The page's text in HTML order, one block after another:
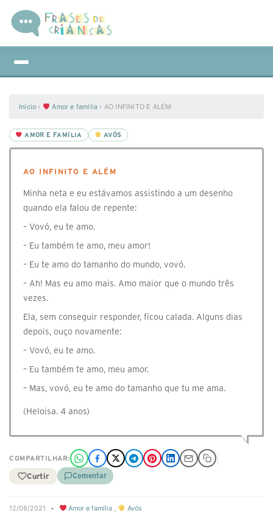
Início › Amor e família › AO INFINITO E ALÉM
AMOR E FAMÍLIA AVÓS
AO INFINITO E ALÉM
Minha neta e eu estávamos assistindo a um desenho
quando ela falou de repente:
– Vovó, eu te amo.
– Eu também te amo, meu amor!
– Eu te amo do tamanho do mundo, vovó.
– Ah! Mas eu amo mais. Amo maior que o mundo três
vezes.
Ela, sem conseguir responder, ficou calada. Alguns dias
depois, ouço novamente:
– Vovó, eu te amo.
– Eu também te amo, meu amor.
– Mas, vovó, eu te amo do tamanho que tu me ama.
(Heloisa. 4 anos)
COMPARTILHAR:
Curtir Comentar
12/08/2021 • Amor e família , Avós